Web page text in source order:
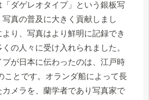
「ダゲレオタイプ」という銀板写
真の普及に大きく貢献しまし
り、写真はより鮮明に記録でき
の人々に受け入れられました。
プが日本に伝わったのは、江戸時
ことです。オランダ船によって長
メラを、蘭学者であり写真家で